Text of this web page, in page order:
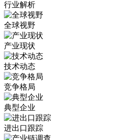
行业解析
全球视野
产业现状
技术动态
竞争格局
典型企业
进出口跟踪